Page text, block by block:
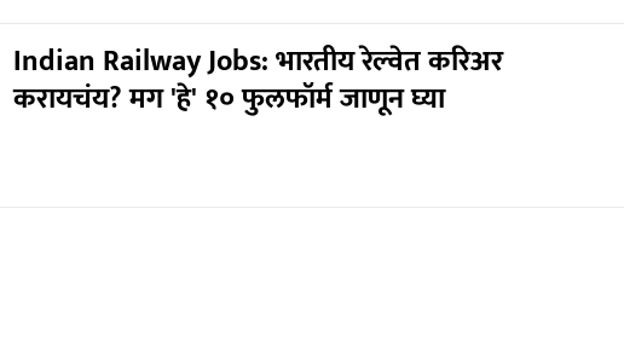
Indian Railway Jobs: भारतीय रेल्वेत करिअर
करायचंय? मग 'हे' १० फुलफॉर्म जाणून घ्या